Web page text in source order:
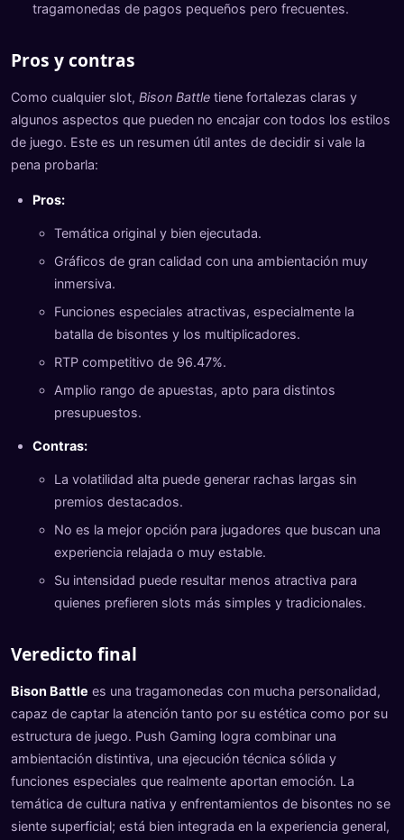
tragamonedas de pagos pequeños pero frecuentes.
Pros y contras
Como cualquier slot, Bison Battle tiene fortalezas claras y
algunos aspectos que pueden no encajar con todos los estilos
de juego. Este es un resumen útil antes de decidir si vale la
pena probarla:
Pros:
Temática original y bien ejecutada.
Gráficos de gran calidad con una ambientación muy
inmersiva.
Funciones especiales atractivas, especialmente la
batalla de bisontes y los multiplicadores.
RTP competitivo de 96.47%.
Amplio rango de apuestas, apto para distintos
presupuestos.
Contras:
La volatilidad alta puede generar rachas largas sin
premios destacados.
No es la mejor opción para jugadores que buscan una
experiencia relajada o muy estable.
Su intensidad puede resultar menos atractiva para
quienes prefieren slots más simples y tradicionales.
Veredicto final
Bison Battle es una tragamonedas con mucha personalidad,
capaz de captar la atención tanto por su estética como por su
estructura de juego. Push Gaming logra combinar una
ambientación distintiva, una ejecución técnica sólida y
funciones especiales que realmente aportan emoción. La
temática de cultura nativa y enfrentamientos de bisontes no se
siente superficial; está bien integrada en la experiencia general,